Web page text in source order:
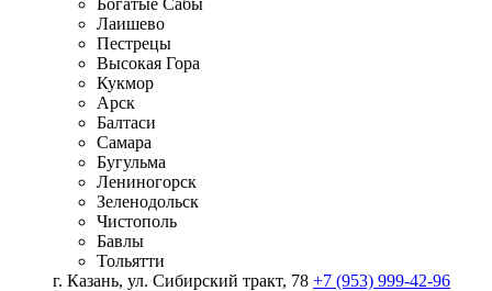
Богатые Сабы
Лаишево
Пестрецы
Высокая Гора
Кукмор
Арск
Балтаси
Самара
Бугульма
Лениногорск
Зеленодольск
Чистополь
Бавлы
Тольятти
г. Казань, ул. Сибирский тракт, 78 +7 (953) 999-42-96